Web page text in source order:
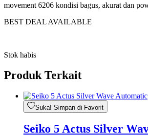
movement 6206 kondisi bagus, akurat dan
BEST DEAL AVAILABLE
Stok habis
Produk Terkait
Suka! Simpan di Favorit
Seiko 5 Actus Silver